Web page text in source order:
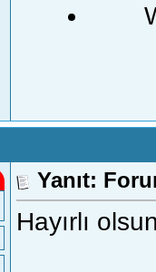
affetmek mi kolay?
Yanıt:
Hayırlı